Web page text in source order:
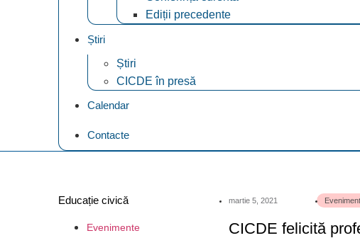
Ediții precedente
Știri
Știri
CICDE în presă
Calendar
Contacte
Educație civică
Evenimente
martie 5, 2021
CICDE felicită